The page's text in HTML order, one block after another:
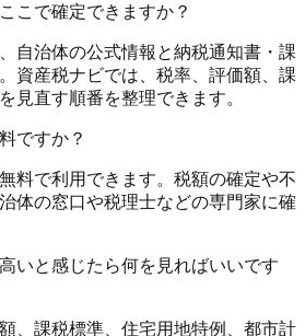
こで確定できますか？
自治体の公式情報と納税通知書・課
資産税ナビでは、税率、評価額、課
見直す順番を整理できます。
ですか？
料で利用できます。税額の確定や不
体の窓口や税理士などの専門家に確
いと感じたら何を見ればいいです
、課税標準、住宅用地特例、都市計